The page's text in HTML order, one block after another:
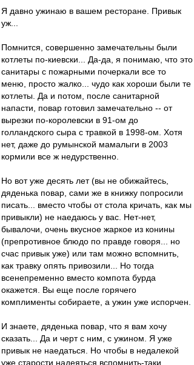
Я давно ужинаю в вашем ресторане. Привык
уж...
Помнится, совершенно замечательны были
котлеты по-киевски... Да-да, я понимаю, что это
санитары с пожарными почеркали все то
меню, просто жалко... чудо как хороши были те
котлеты. Да и потом, после санитарной
напасти, повар готовил замечательно -- от
вырезки по-королевски в 91-ом до
голландского сыра с травкой в 1998-ом. Хотя
нет, даже до румынской мамалыги в 2003
кормили все ж недурственно.
Но вот уже десять лет (вы не обижайтесь,
дяденька повар, сами же в книжку попросили
писать... вместо чтобы от стола кричать, как мы
привыкли) не наедаюсь у вас. Нет-нет,
бывалочи, очень вкусное жаркое из конины
(препротивное блюдо по правде говоря... но
счас привык уже) или там можно вспомнить,
как травку опять привозили... Но тогда
всенепременно вместо компота бурда
окажется. Вы еще после горячего
комплименты собираете, а ужин уже испорчен.
И знаете, дяденька повар, что я вам хочу
сказать... Да и черт с ним, с ужином. Я уже
привык не наедаться. Но чтобы в недалекой
уже старости надеяться вспомнить-таки